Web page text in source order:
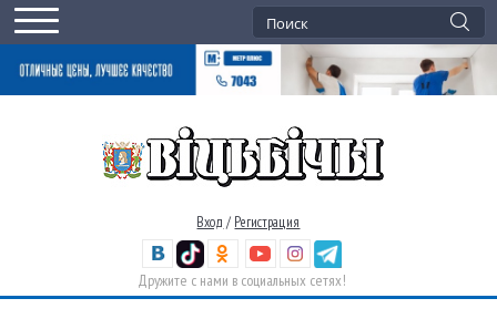
Вход / Регистрация
Дружите с нами в социальных сетях!